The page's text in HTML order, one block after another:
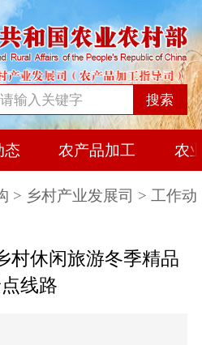
搜索
态 农产品加工 农
> 乡村产业发展司 > 工作动
村休闲旅游冬季精品
线路